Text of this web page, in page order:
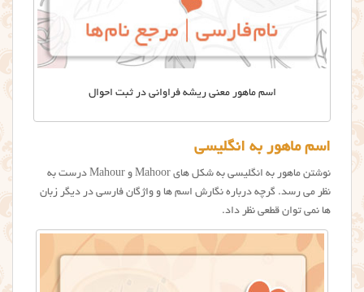
اسم ماهور معنی ریشه فراوانی در ثبت احوال
اسم ماهور به انگلیسی
نوشتن ماهور به انگلیسی به شکل های Mahoor و Mahour درست به
نظر می رسد. گرچه درباره نگارش اسم ها و واژگان فارسی در دیگر زبان
ها نمی توان قطعی نظر داد.